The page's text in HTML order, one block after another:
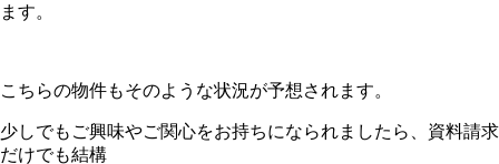
ます。
こちらの物件もそのような状況が予想されます。
少しでもご興味やご関心をお持ちになられましたら、資料請求
だけでも結構